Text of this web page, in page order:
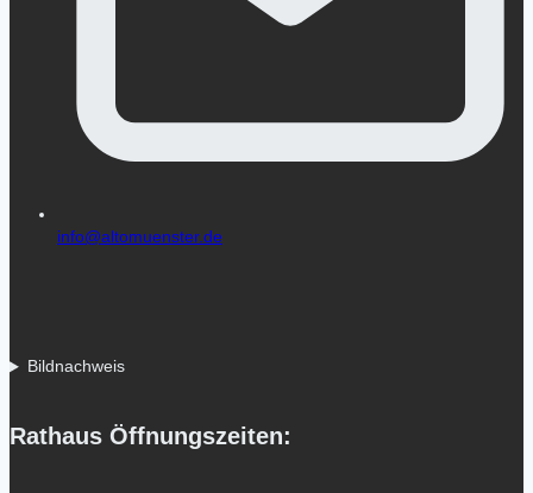
info@altomuenster.de
Bildnachweis
Rathaus Öffnungszeiten: